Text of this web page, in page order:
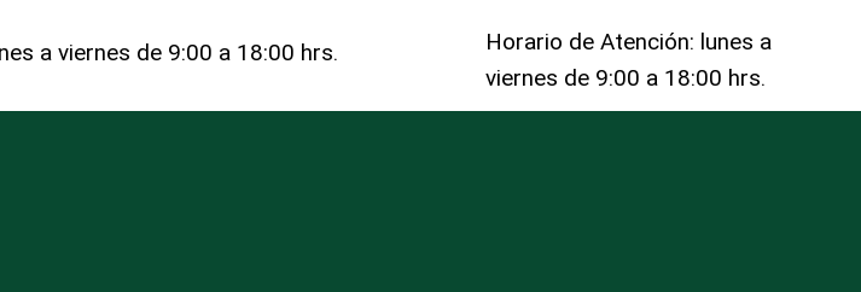
a viernes de 9:00 a 18:00 hrs.
Horario de Atención: lunes a
viernes de 9:00 a 18:00 hrs.